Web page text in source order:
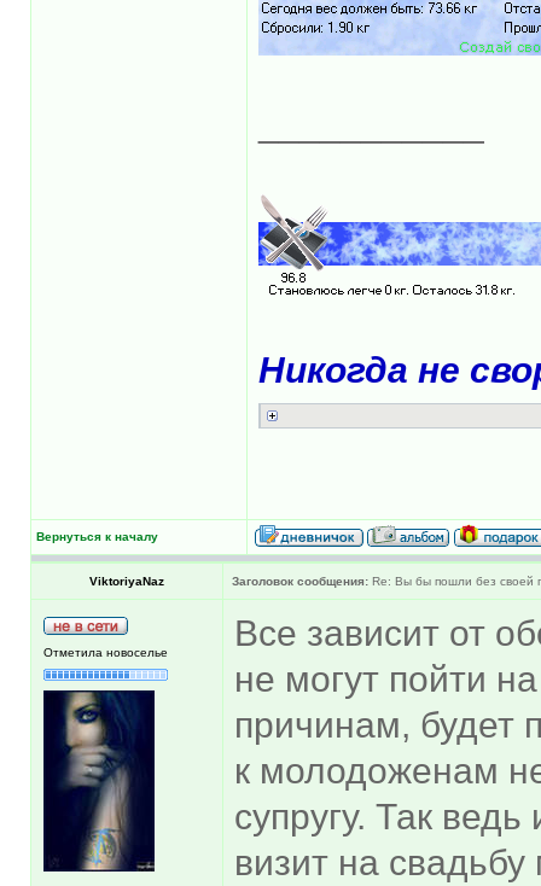
Никогда не
Вернуться к началу
ViktoriyaNaz Заголовок сообщения: Re: Вы бы пошли без своей
Отметила новоселье
Все зависит от
не могут пойти
причинам, будет
к молодоженам
супругу. Так
визит на